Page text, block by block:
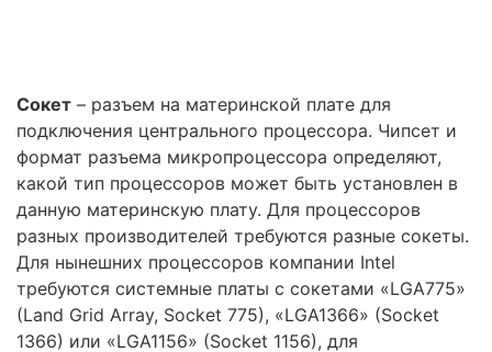
Сокет – разъем на материнской плате для
подключения центрального процессора. Чипсет и
формат разъема микропроцессора определяют,
какой тип процессоров может быть установлен в
данную материнскую плату. Для процессоров
разных производителей требуются разные сокеты.
Для нынешних процессоров компании Intel
требуются системные платы с сокетами «LGA775»
(Land Grid Array, Socket 775), «LGA1366» (Socket
1366) или «LGA1156» (Socket 1156), для